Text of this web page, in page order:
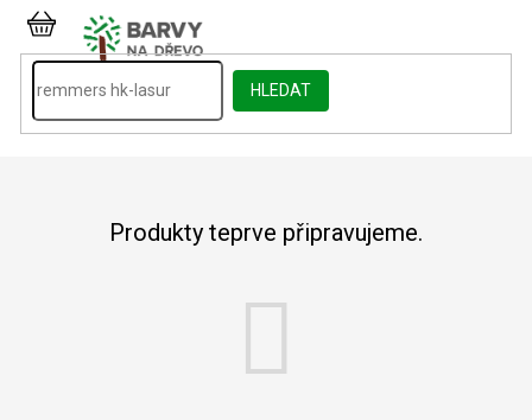
Přejít
obsah
HLEDAT
NÁKUPNÍ
KOŠÍK
Produkty teprve připravujeme.